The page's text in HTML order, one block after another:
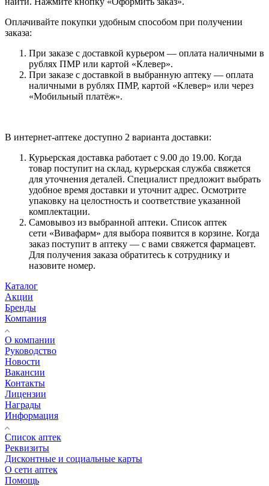
Оплачивайте покупки удобным способом при получении
заказа:
При заказе с доставкой курьером — оплата наличными в
рублях ПМР или картой «Клевер».
При заказе с доставкой в выбранную аптеку — оплата
наличными в рублях ПМР, картой «Клевер» или через
«Мобильный платёж».
В интернет-аптеке доступно 2 варианта доставки:
Курьерская доставка работает с 9.00 до 19.00. Когда
товар поступит на склад, курьерская служба свяжется
для уточнения деталей. Специалист предложит выбрать
удобное время доставки и уточнит адрес. Осмотрите
упаковку на целостность и соответствие указанной
комплектации.
Самовывоз из выбранной аптеки. Список аптек
сети «Вивафарм» для выбора появится в корзине. Когда
заказ поступит в аптеку — с вами свяжется фармацевт.
Для получения заказа обратитесь к сотруднику и
назовите номер.
Каталог
Акции
Бренды
Компания
О компании
Руководство
Новости
Вакансии
Контакты
Лицензии
Награды
Информация
Список аптек
Реквизиты
Дисконтные и социальные карты
О сети аптек
Помощь